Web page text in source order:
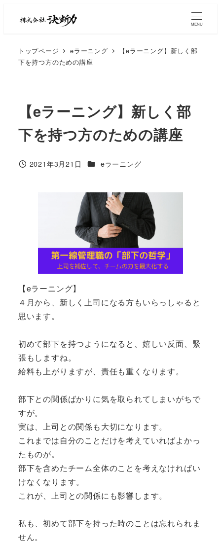
MENU
トップページ eラーニング
【eラーニング】新しく部
下を持つ方のための講座
【eラーニング】新しく部
下を持つ方のための講座
2021年3月21日 eラーニング
【eラーニング】
４月から、新しく上司になる方もいらっしゃると
思います。
初めて部下を持つようになると、嬉しい反面、緊
張もしますね。
給料も上がりますが、責任も重くなります。
部下との関係ばかりに気を取られてしまいがちで
すが。
実は、上司との関係も大切になります。
これまでは自分のことだけを考えていればよかっ
たものが。
部下を含めたチーム全体のことを考えなければい
けなくなります。
これが、上司との関係にも影響します。
私も、初めて部下を持った時のことは忘れられま
せん。